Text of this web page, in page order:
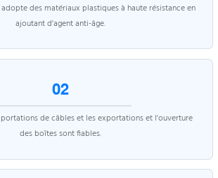
des matériaux plastiques à haute résistance en
ajoutant d'agent anti-âge.
02
de câbles et les exportations et l'ouverture
des boîtes sont fiables.